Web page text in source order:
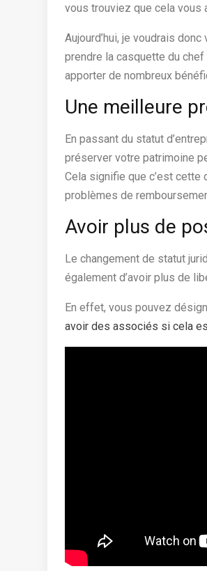
vous trouviez que cela
Aujourd’hui, je voudrais
prendre la casquette du chef
apporter de nombreux
Une meilleure
En passant du statut
préserver votre patrimoine
Cela signifie que c’est
problèmes de
Avoir plus de
Le changement de statut
également d’avoir plus de
En effet, vous pouvez
avoir des associés si cela